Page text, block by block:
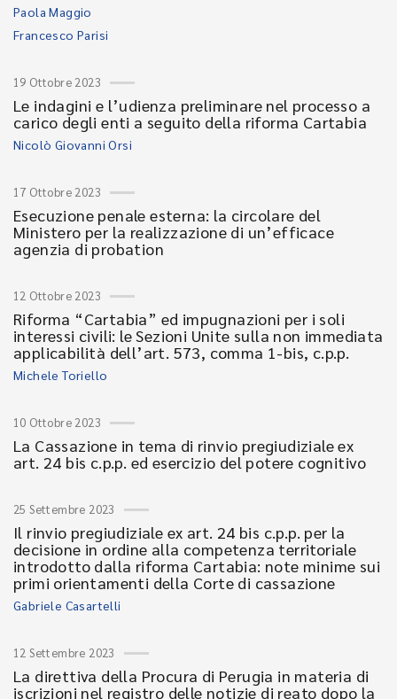
Paola Maggio
Francesco Parisi
19 Ottobre 2023
Le indagini e l’udienza preliminare nel processo a
carico degli enti a seguito della riforma Cartabia
Nicolò Giovanni Orsi
17 Ottobre 2023
Esecuzione penale esterna: la circolare del
Ministero per la realizzazione di un’efficace
agenzia di probation
12 Ottobre 2023
Riforma “Cartabia” ed impugnazioni per i soli
interessi civili: le Sezioni Unite sulla non immediata
applicabilità dell’art. 573, comma 1-bis, c.p.p.
Michele Toriello
10 Ottobre 2023
La Cassazione in tema di rinvio pregiudiziale ex
art. 24 bis c.p.p. ed esercizio del potere cognitivo
25 Settembre 2023
Il rinvio pregiudiziale ex art. 24 bis c.p.p. per la
decisione in ordine alla competenza territoriale
introdotto dalla riforma Cartabia: note minime sui
primi orientamenti della Corte di cassazione
Gabriele Casartelli
12 Settembre 2023
La direttiva della Procura di Perugia in materia di
iscrizioni nel registro delle notizie di reato dopo la